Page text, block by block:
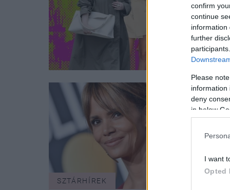
confirm
continue
information
further
Please
information
deny
in below
I want
Opted
SZTÁRHÍREK